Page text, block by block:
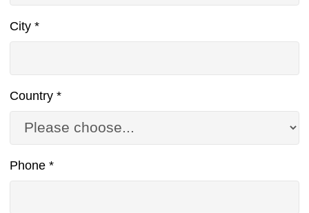
City *
Country *
Phone *